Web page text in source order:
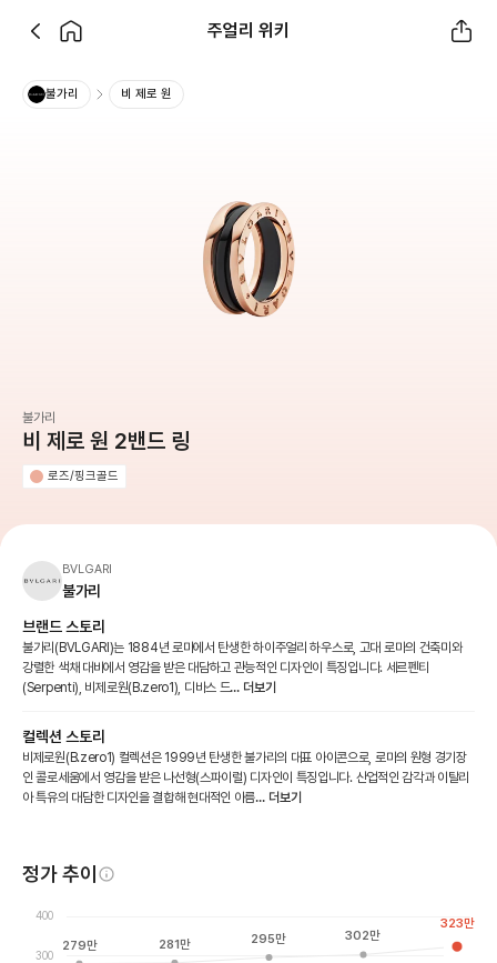
주얼리 위키
불가리 비 제로 원
불가리
비 제로 원 2밴드 링
로즈/핑크골드
BVLGARI
불가리
브랜드 스토리
불가리(BVLGARI)는 1884년 로마에서 탄생한 하이주얼리 하우스로, 고대 로마의 건축미와
강렬한 색채 대비에서 영감을 받은 대담하고 관능적인 디자인이 특징입니다. 세르펜티
(Serpenti), 비제로원(B.zero1), 디바스 드... 더보기
컬렉션 스토리
비제로원(B.zero1) 컬렉션은 1999년 탄생한 불가리의 대표 아이콘으로, 로마의 원형 경기장
인 콜로세움에서 영감을 받은 나선형(스파이럴) 디자인이 특징입니다. 산업적인 감각과 이탈리
아 특유의 대담한 디자인을 결합해 현대적인 아름... 더보기
정가 추이
300
400
279만 281만 295만 302만
323만